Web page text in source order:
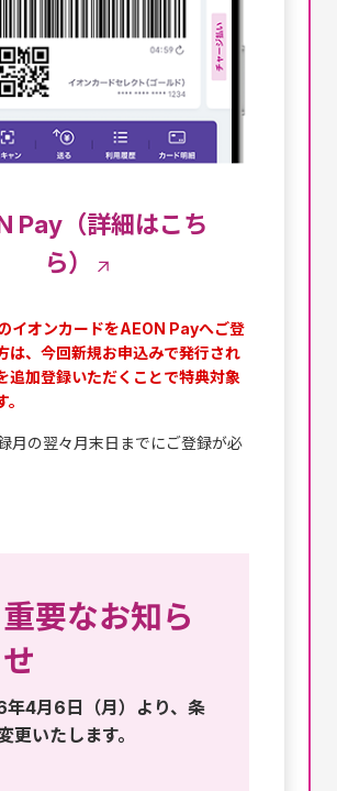
Pay（詳細はこち
ら）
イオンカードをAEON Payへご登
は、今回新規お申込みで発行され
追加登録いただくことで特典対象
月の翌々月末日までにご登録が必
重要なお知ら
せ
4月6日（月）より、条
更いたします。